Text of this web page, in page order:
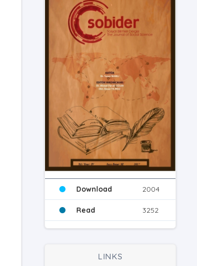
Download 2004
Read 3252
LINKS